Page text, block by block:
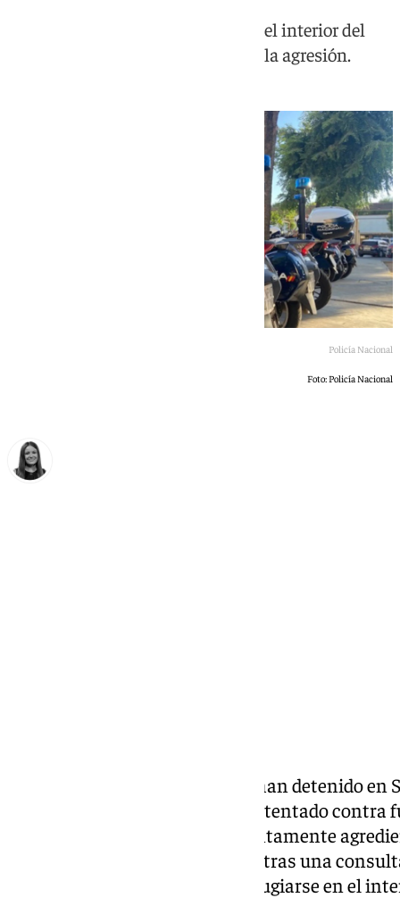
La víctima tuvo que refugiarse en el interior del
centro sanitario después de sufrir la agresión.
Policía Nacional
Foto: Policía Nacional
Agentes de la Policía Nacional han detenido en
presunto autor de un delito de atentado
lesiones, después de que presuntamente
laboral de la capital hispalense tras una
médica. La víctima tuvo que refugiarse en el